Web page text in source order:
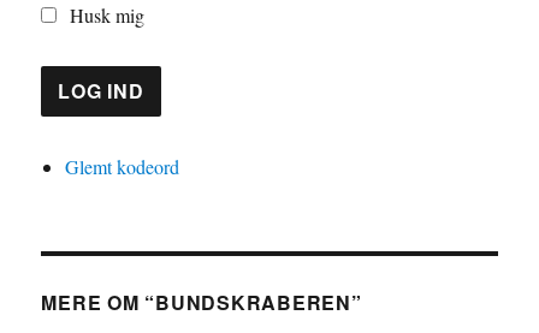
Husk mig
Glemt kodeord
MERE OM “BUNDSKRABEREN”